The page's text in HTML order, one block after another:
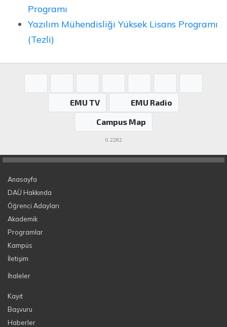
Programı
Yazılım Mühendisliği Yüksek Lisans Programı
(Tezli)
EMU TV
EMU Radio
Campus Map
0.2282
Anasayfa
DAÜ Hakkında
Öğrenci Adayları
Akademik
Programlar
Kampüs
İletişim
İhaleler
Kayıt
Başvuru
Haberler